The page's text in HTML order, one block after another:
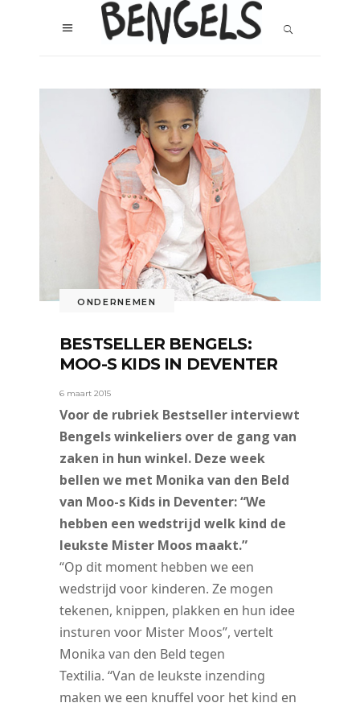
ONDERNEMEN
BESTSELLER BENGELS:
MOO-S KIDS IN DEVENTER
6 maart 2015
Voor de rubriek Bestseller interviewt
Bengels winkeliers over de gang van
zaken in hun winkel. Deze week
bellen we met Monika van den Beld
van Moo-s Kids in Deventer: “We
hebben een wedstrijd welk kind de
leukste Mister Moos maakt.”
“Op dit moment hebben we een
wedstrijd voor kinderen. Ze mogen
tekenen, knippen, plakken en hun idee
insturen voor Mister Moos”, vertelt
Monika van den Beld tegen
Textilia. “Van de leukste inzending
maken we een knuffel voor het kind en